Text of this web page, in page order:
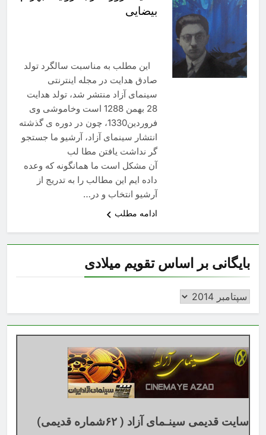
بیضایی
این مطلب به مناسبت سالگرد تولد
صادق هدایت در مجله اینترنتی
سینمای آزاد منتشر شد، تولد هدایت
28 بهمن 1288 است وخاموشی وی
فروردین1330، چون در دوره ی گذشته
انتشار سینمای آزاد، آرشیو ما جستجو
گر نداشت یافتن مطا لب
آن مشکل است ما همانگونه که وعده
داده ایم این مطالب را به تدریج از
آرشیو انتخاب و در…
ادامه مطلب
بایگانی بر اساس تقویم میلادی
بایگانی
اساس
تقویم
میلادی
سایت قدیمی سینـمای آزاد ( ۶۲شماره قدیمی)